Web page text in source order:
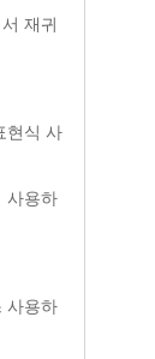
재귀
현식 사
사용하
사용하